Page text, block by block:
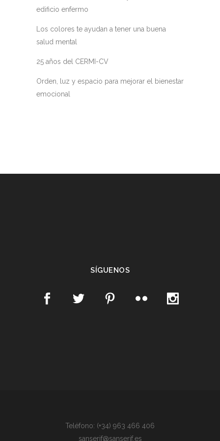
edificio enfermo
Los colores te ayudan a tener una buena
salud mental
25 años del CERMI-CV
Orden, luz y espacio para mejorar el bienestar
emocional
SÍGUENOS
Teléfono: (+34) 963 466 406
sanserif@sanserif.es